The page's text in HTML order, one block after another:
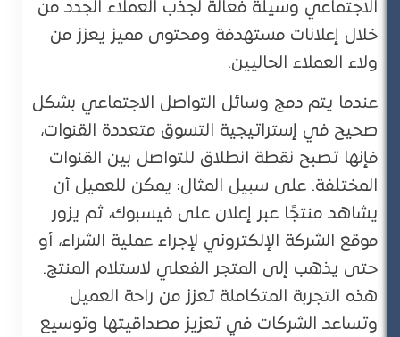
الاجتماعي وسيلة فعالة لجذب العملاء الجدد من
خلال إعلانات مستهدفة ومحتوى مميز يعزز من
ولاء العملاء الحاليين.
عندما يتم دمج وسائل التواصل الاجتماعي بشكل
صحيح في إستراتيجية التسوق متعددة القنوات،
فإنها تصبح نقطة انطلاق للتواصل بين القنوات
المختلفة. على سبيل المثال: يمكن للعميل أن
يشاهد منتجًا عبر إعلان على فيسبوك، ثم يزور
موقع الشركة الإلكتروني لإجراء عملية الشراء، أو
حتى يذهب إلى المتجر الفعلي لاستلام المنتج.
هذه التجربة المتكاملة تعزز من راحة العميل
وتساعد الشركات في تعزيز مصداقيتها وتوسيع